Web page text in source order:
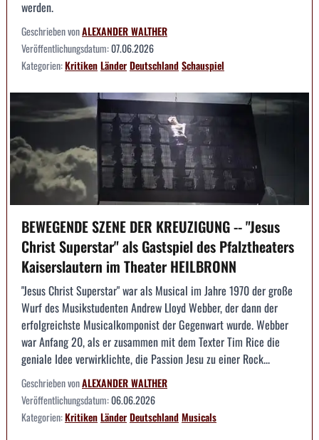
werden.
Geschrieben vonALEXANDER WALTHER
Veröffentlichungsdatum:07.06.2026
Kategorien:KritikenLänderDeutschlandSchauspiel
BEWEGENDE SZENE DER KREUZIGUNG -- "Jesus
Christ Superstar" als Gastspiel des Pfalztheaters
Kaiserslautern im Theater HEILBRONN
"Jesus Christ Superstar" war als Musical im Jahre 1970 der große
Wurf des Musikstudenten Andrew Lloyd Webber, der dann der
erfolgreichste Musicalkomponist der Gegenwart wurde. Webber
war Anfang 20, als er zusammen mit dem Texter Tim Rice die
geniale Idee verwirklichte, die Passion Jesu zu einer Rock...
Geschrieben vonALEXANDER WALTHER
Veröffentlichungsdatum:06.06.2026
Kategorien:KritikenLänderDeutschlandMusicals